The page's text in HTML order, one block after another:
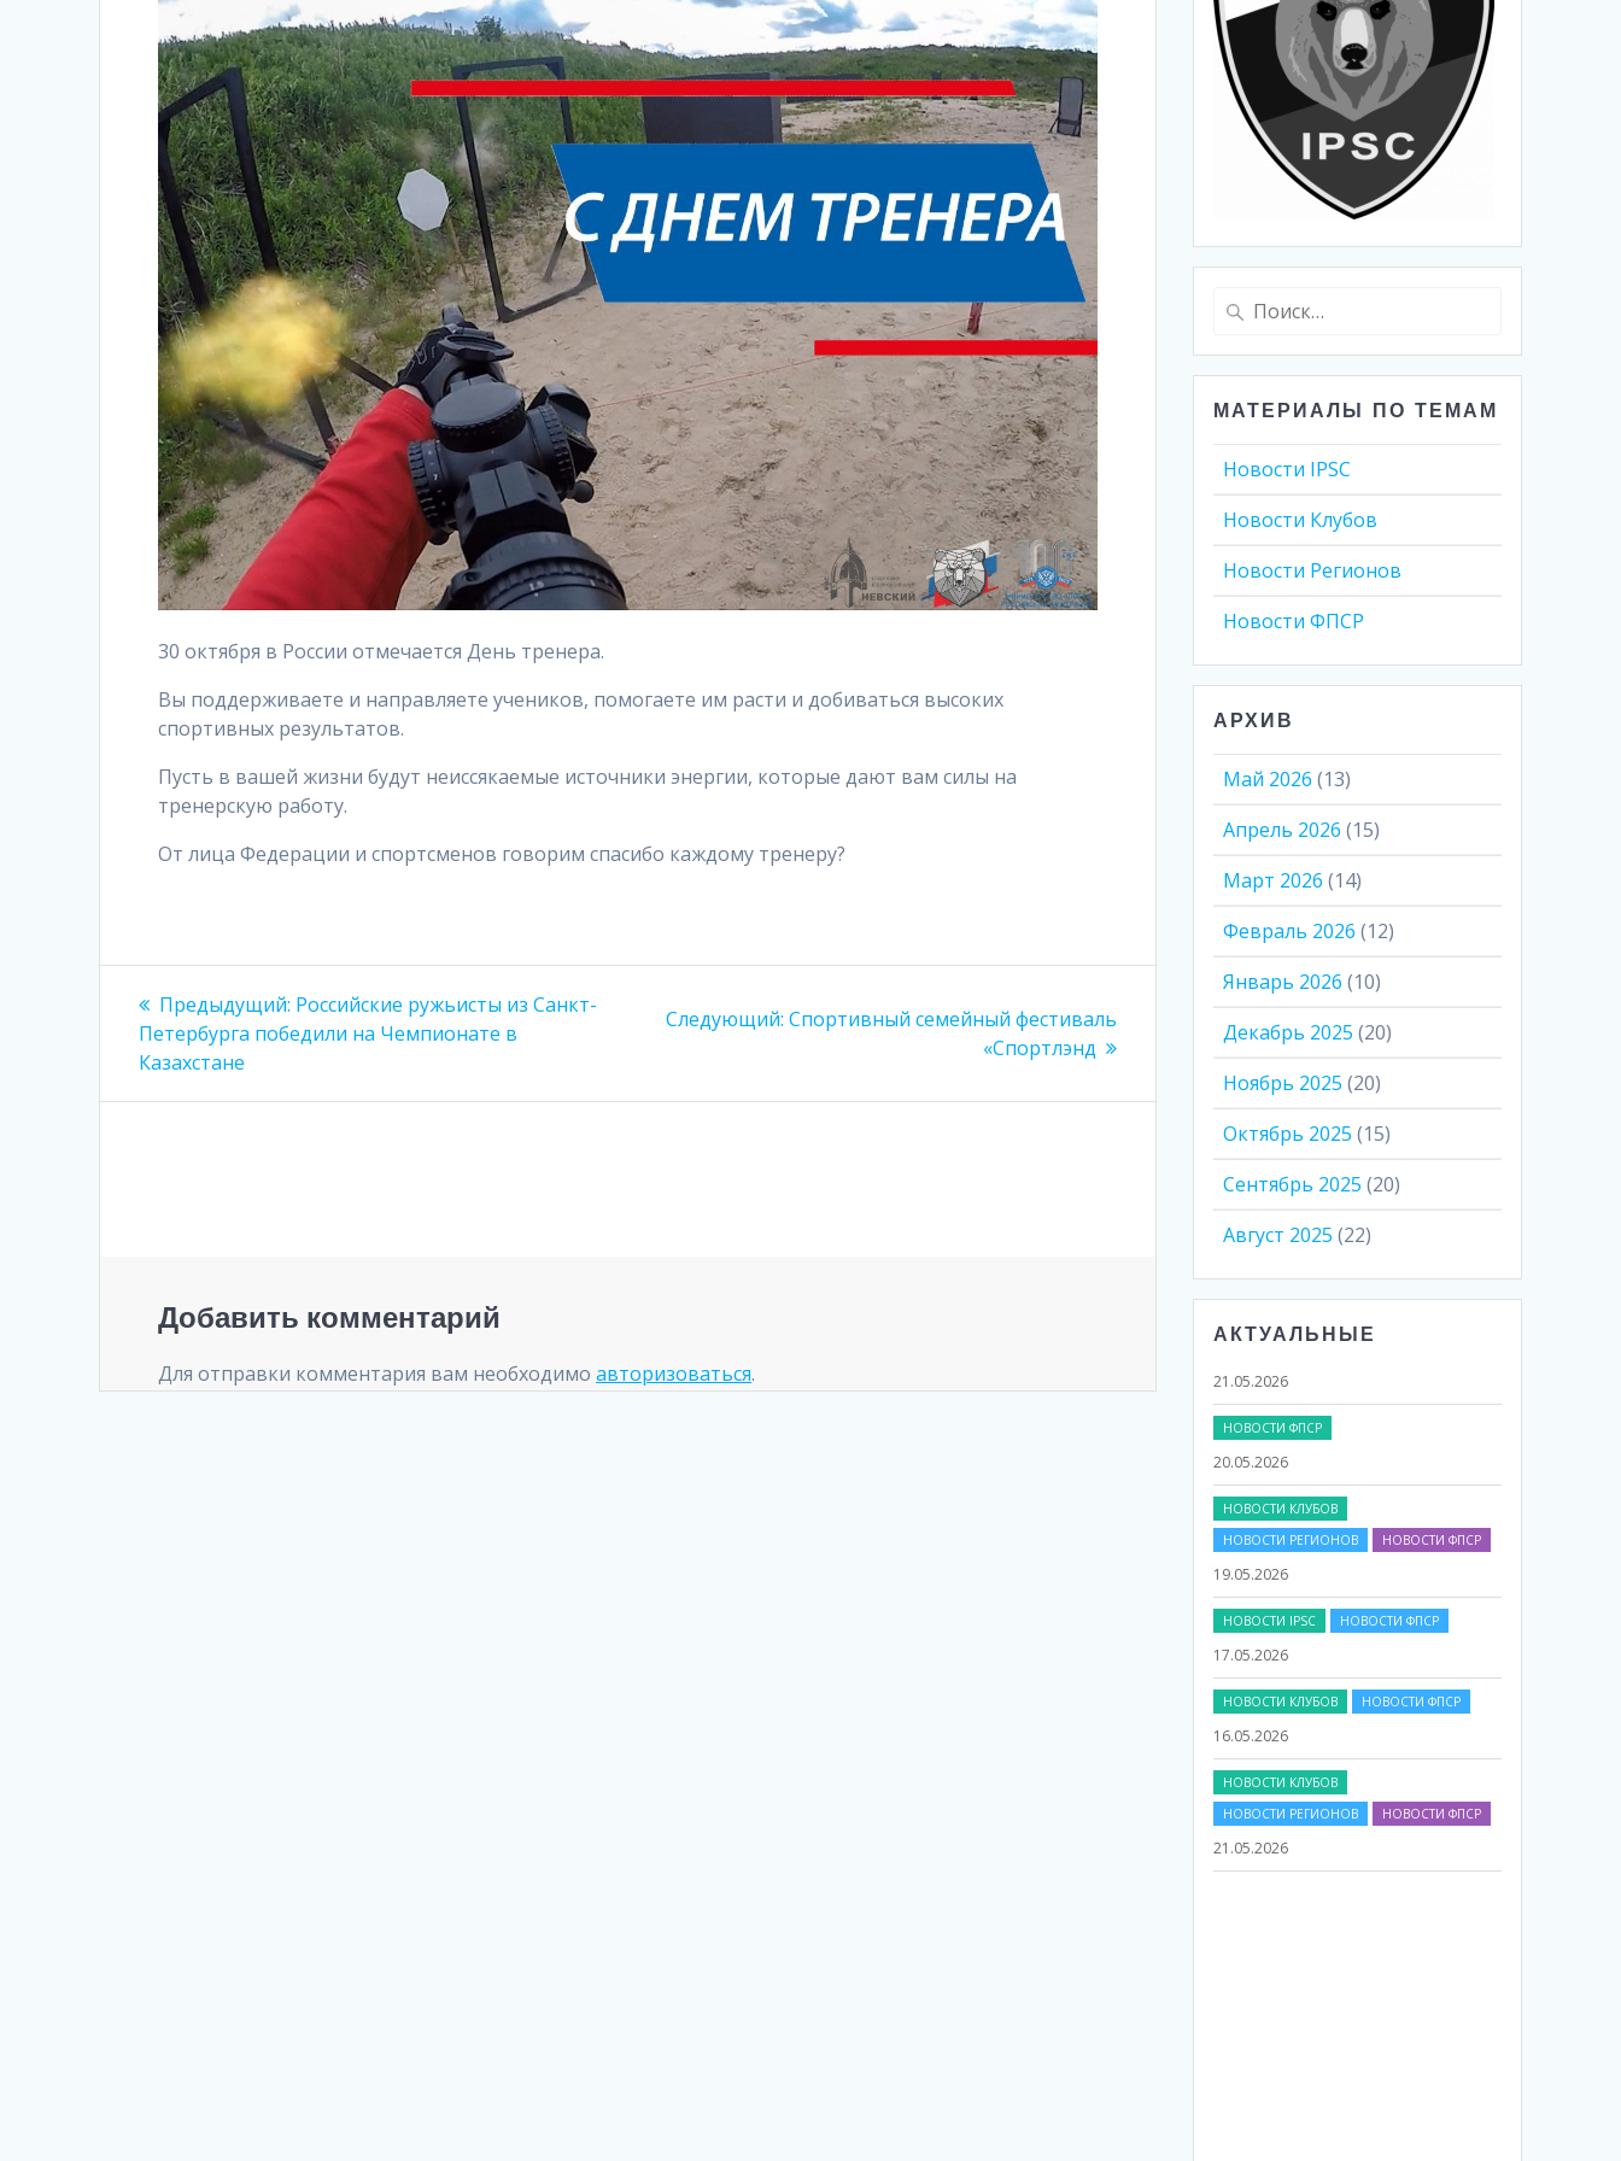
30 октября в России отмечается День тренера.
Вы поддерживаете и направляете учеников, помогаете им расти и добиваться высоких
спортивных результатов.
Пусть в вашей жизни будут неиссякаемые источники энергии, которые дают вам силы на
тренерскую работу.
От лица Федерации и спортсменов говорим спасибо каждому тренеру?
Навигация
по
записям
Предыдущий: Предыдущая
запись:
Российские ружьисты из Санкт-
Петербурга победили на Чемпионате в
Казахстане
Следующий: Следующая
Спортивный семейный фестиваль
«Спортлэнд
Добавить комментарий
Для отправки комментария вам необходимоавторизоваться.
Найти:
МАТЕРИАЛЫ ПО ТЕМАМ
Новости IPSC
Новости Клубов
Новости Регионов
Новости ФПСР
АРХИВ
Май 2026 (13)
Апрель 2026 (15)
Март 2026 (14)
Февраль 2026 (12)
Январь 2026 (10)
Декабрь 2025 (20)
Ноябрь 2025 (20)
Октябрь 2025 (15)
Сентябрь 2025 (20)
Август 2025 (22)
АКТУАЛЬНЫЕ
НОВОСТИ ФПСР
20.05.2026
НОВОСТИ КЛУБОВ
НОВОСТИ РЕГИОНОВ
19.05.2026
НОВОСТИ IPSC
17.05.2026
НОВОСТИ КЛУБОВ
16.05.2026
НОВОСТИ КЛУБОВ
НОВОСТИ РЕГИОНОВ
21.05.2026
НОВОСТИ ФПСР